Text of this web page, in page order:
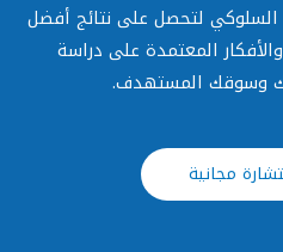
لتحصل على نتائج أفضل
المعتمدة على دراسة
المستهدف.
مجانية